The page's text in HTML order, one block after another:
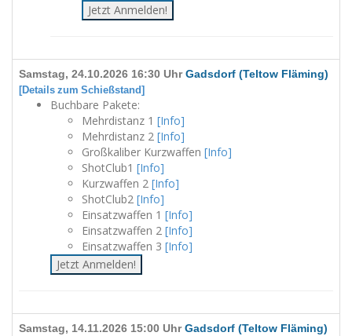
Jetzt Anmelden!
Samstag, 24.10.2026 16:30 Uhr Gadsdorf (Teltow Fläming)
[Details zum Schießstand]
Buchbare Pakete:
Mehrdistanz 1 [Info]
Mehrdistanz 2 [Info]
Großkaliber Kurzwaffen [Info]
ShotClub1 [Info]
Kurzwaffen 2 [Info]
ShotClub2 [Info]
Einsatzwaffen 1 [Info]
Einsatzwaffen 2 [Info]
Einsatzwaffen 3 [Info]
Jetzt Anmelden!
Samstag, 14.11.2026 15:00 Uhr Gadsdorf (Teltow Fläming)